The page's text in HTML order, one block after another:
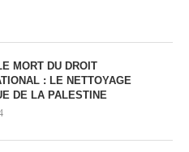
MORT DU DROIT
: LE NETTOYAGE
DE LA PALESTINE